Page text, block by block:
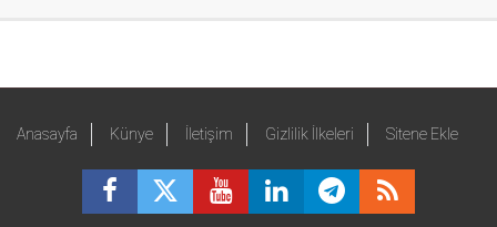
Anasayfa Künye İletişim Gizlilik İlkeleri Sitene Ekle